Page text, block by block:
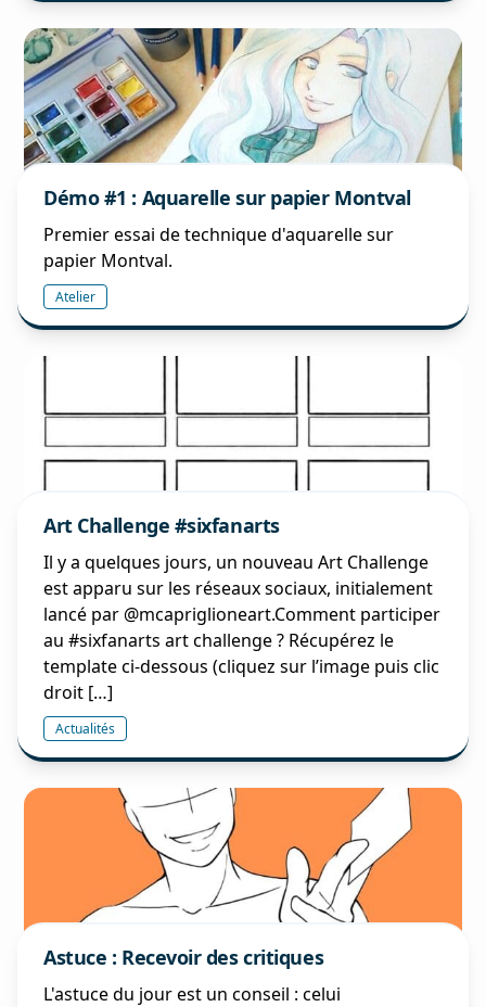
Démo #1 : Aquarelle sur papier Montval
Premier essai de technique d'aquarelle sur
papier Montval.
Atelier
Art Challenge #sixfanarts
Il y a quelques jours, un nouveau Art Challenge
est apparu sur les réseaux sociaux, initialement
lancé par @mcapriglioneart.Comment participer
au #sixfanarts art challenge ? Récupérez le
template ci-dessous (cliquez sur l’image puis clic
droit […]
Actualités
Astuce : Recevoir des critiques
L'astuce du jour est un conseil : celui